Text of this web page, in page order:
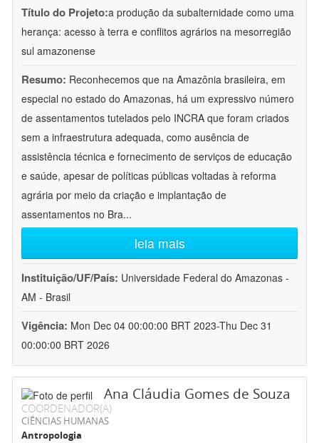
Título do Projeto:a produção da subalternidade como uma
herança: acesso à terra e conflitos agrários na mesorregião
sul amazonense
Resumo: Reconhecemos que na Amazônia brasileira, em
especial no estado do Amazonas, há um expressivo número
de assentamentos tutelados pelo INCRA que foram criados
sem a infraestrutura adequada, como ausência de
assistência técnica e fornecimento de serviços de educação
e saúde, apesar de políticas públicas voltadas à reforma
agrária por meio da criação e implantação de
assentamentos no Bra...
leia mais
Instituição/UF/País: Universidade Federal do Amazonas -
AM - Brasil
Vigência: Mon Dec 04 00:00:00 BRT 2023-Thu Dec 31
00:00:00 BRT 2026
Ana Cláudia Gomes de Souza
COORDENADOR(A)
CIÊNCIAS HUMANAS
Antropologia